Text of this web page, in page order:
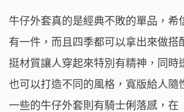
牛仔外套真的是經典不敗的單品，希
有一件，而且四季都可以拿出來做搭
挺材質讓人穿起來特別有精神，同時
也可以打造不同的風格，寬版給人隨
一些的牛仔外套則有騎士俐落感，在